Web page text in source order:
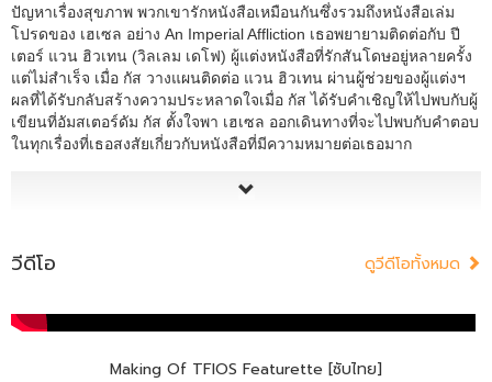
ปัญหาเรื่องสุขภาพ พวกเขารักหนังสือเหมือนกันซึ่งรวมถึงหนังสือเล่ม
โปรดของ เฮเซล อย่าง An Imperial Affliction เธอพยายามติดต่อกับ ปี
เตอร์ แวน ฮิวเทน (วิลเลม เดโฟ) ผู้แต่งหนังสือที่รักสันโดษอยู่หลายครั้ง
แต่ไม่สำเร็จ เมื่อ กัส วางแผนติดต่อ แวน ฮิวเทน ผ่านผู้ช่วยของผู้แต่งฯ
ผลที่ได้รับกลับสร้างความประหลาดใจเมื่อ กัส ได้รับคำเชิญให้ไปพบกับผู้
เขียนที่อัมสเตอร์ดัม กัส ตั้งใจพา เฮเซล ออกเดินทางที่จะไปพบกับคำตอบ
ในทุกเรื่องที่เธอสงสัยเกี่ยวกับหนังสือที่มีความหมายต่อเธอมาก
วีดีโอ ดูวีดีโอทั้งหมด
Making Of TFIOS Featurette [ซับไทย]